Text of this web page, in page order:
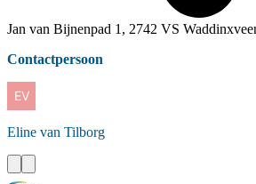
Jan van Bijnenpad 1, 2742 VS
Contactpersoon
Eline van Tilborg